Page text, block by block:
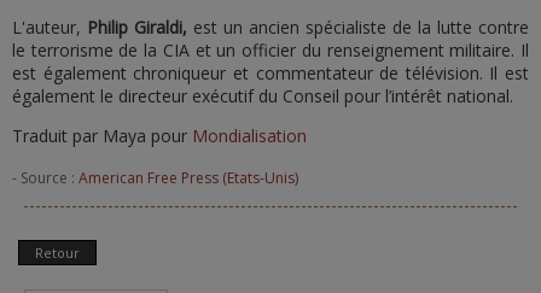
L'auteur, Philip Giraldi, est un ancien spécialiste de la lutte contre
le terrorisme de la CIA et un officier du renseignement militaire. Il
est également chroniqueur et commentateur de télévision. Il est
également le directeur exécutif du Conseil pour l’intérêt national.
Traduit par Maya pour Mondialisation
- Source : American Free Press (Etats-Unis)
Retour